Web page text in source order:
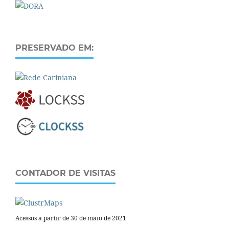
PRESERVADO EM:
CONTADOR DE VISITAS
Acessos a partir de 30 de maio de 2021